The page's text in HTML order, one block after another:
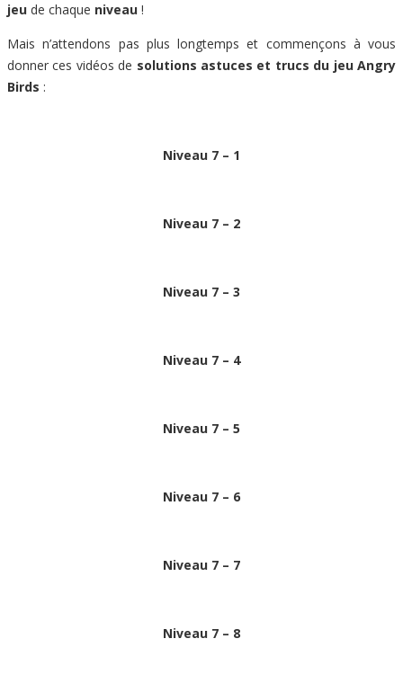
jeu de chaque niveau !
Mais n’attendons pas plus longtemps et commençons à vous
donner ces vidéos de solutions astuces et trucs du jeu Angry
Birds :
Niveau 7 – 1
Niveau 7 – 2
Niveau 7 – 3
Niveau 7 – 4
Niveau 7 – 5
Niveau 7 – 6
Niveau 7 – 7
Niveau 7 – 8